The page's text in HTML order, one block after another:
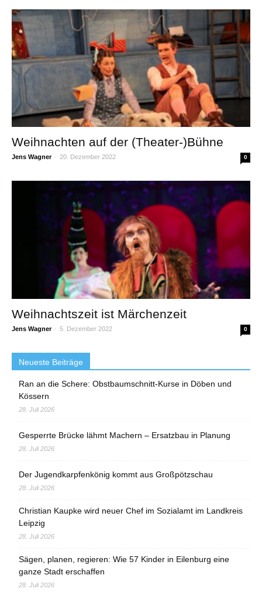
Weihnachten auf der (Theater-)Bühne
Jens Wagner - 20. Dezember 2022 0
Weihnachtszeit ist Märchenzeit
Jens Wagner - 5. Dezember 2022 0
Neueste Beiträge
Ran an die Schere: Obstbaumschnitt-Kurse in Döben und
Kössern
28. Juli 2026
Gesperrte Brücke lähmt Machern – Ersatzbau in Planung
28. Juli 2026
Der Jugendkarpfenkönig kommt aus Großpötzschau
28. Juli 2026
Christian Kaupke wird neuer Chef im Sozialamt im Landkreis
Leipzig
28. Juli 2026
Sägen, planen, regieren: Wie 57 Kinder in Eilenburg eine
ganze Stadt erschaffen
28. Juli 2026